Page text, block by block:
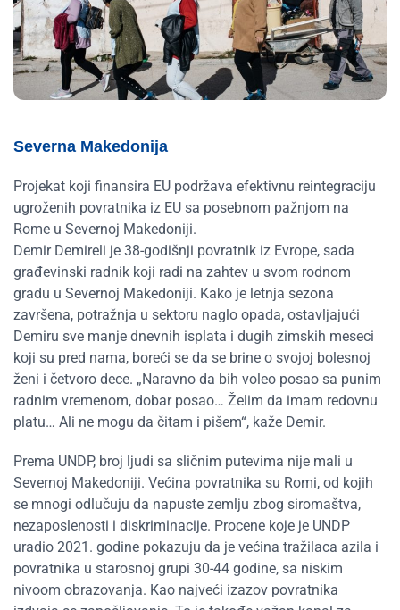
Severna Makedonija
Projekat koji finansira EU podržava efektivnu reintegraciju
ugroženih povratnika iz EU sa posebnom pažnjom na
Rome u Severnoj Makedoniji.
Demir Demireli je 38-godišnji povratnik iz Evrope, sada
građevinski radnik koji radi na zahtev u svom rodnom
gradu u Severnoj Makedoniji. Kako je letnja sezona
završena, potražnja u sektoru naglo opada, ostavljajući
Demiru sve manje dnevnih isplata i dugih zimskih meseci
koji su pred nama, boreći se da se brine o svojoj bolesnoj
ženi i četvoro dece. „Naravno da bih voleo posao sa punim
radnim vremenom, dobar posao… Želim da imam redovnu
platu… Ali ne mogu da čitam i pišem“, kaže Demir.
Prema UNDP, broj ljudi sa sličnim putevima nije mali u
Severnoj Makedoniji. Većina povratnika su Romi, od kojih
se mnogi odlučuju da napuste zemlju zbog siromaštva,
nezaposlenosti i diskriminacije. Procene koje je UNDP
uradio 2021. godine pokazuju da je većina tražilaca azila i
povratnika u starosnoj grupi 30-44 godine, sa niskim
nivoom obrazovanja. Kao najveći izazov povratnika